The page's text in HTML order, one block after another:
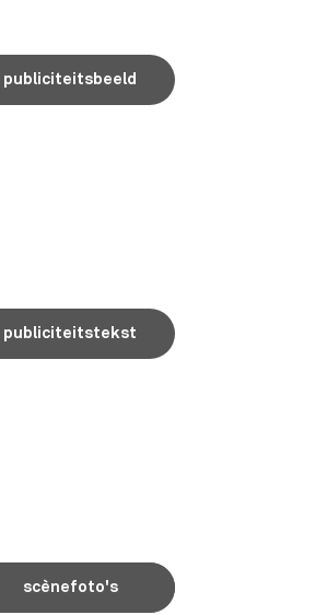
publiciteitsbeeld
publiciteitstekst
scènefoto's
scènefoto's